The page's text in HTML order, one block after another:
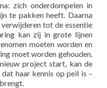
zich onderdompelen in
te pakken heeft. Daarna
tot de essentie
kan zij in grote lijnen
moeten worden en
moet worden gehouden.
project start, kan de
haar kennis op peil is –